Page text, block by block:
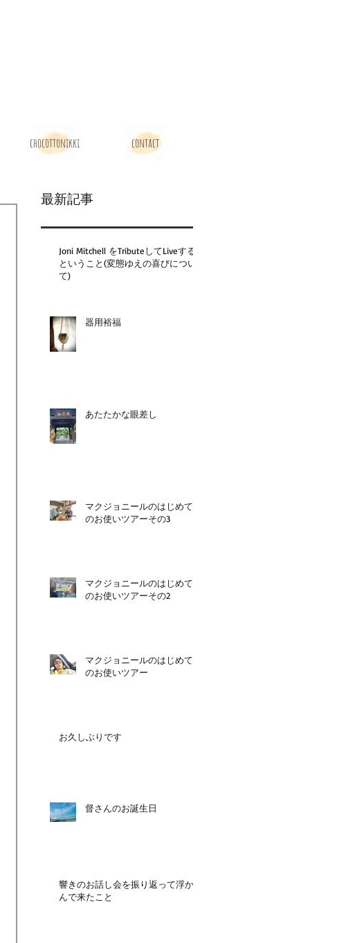
chocottonikki contact
最新記事
Joni Mitchell をTributeしてLiveする
ということ(変態ゆえの喜びについ
て)
器用裕福
あたたかな眼差し
マクジョニールのはじめて
のお使いツアーその3
マクジョニールのはじめて
のお使いツアーその2
マクジョニールのはじめて
のお使いツアー
お久しぶりです
督さんのお誕生日
響きのお話し会を振り返って浮か
んで来たこと